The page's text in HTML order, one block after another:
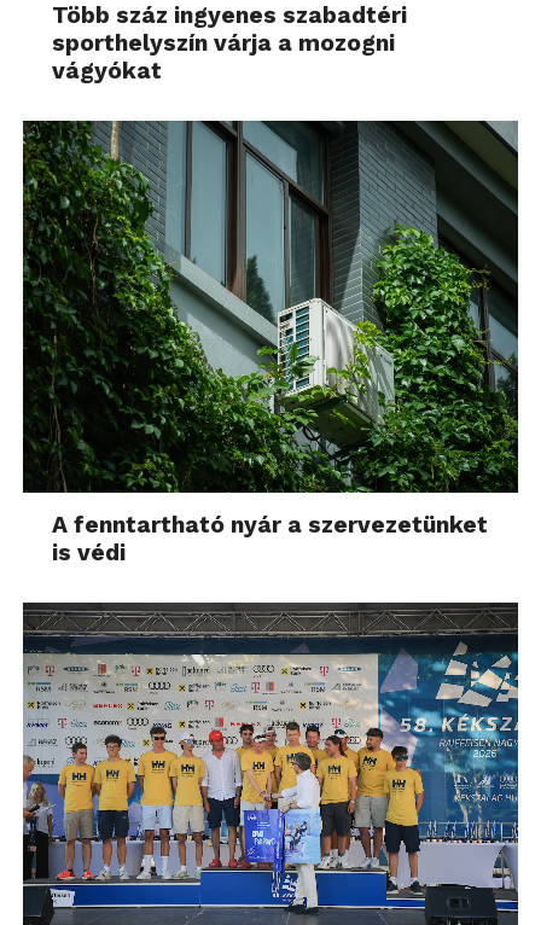
Több száz ingyenes szabadtéri
sporthelyszín várja a mozogni
vágyókat
A fenntartható nyár a szervezetünket
is védi